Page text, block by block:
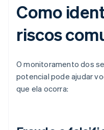
Como
riscos
O monitoramento dos
potencial pode ajudar
que ela ocorra: